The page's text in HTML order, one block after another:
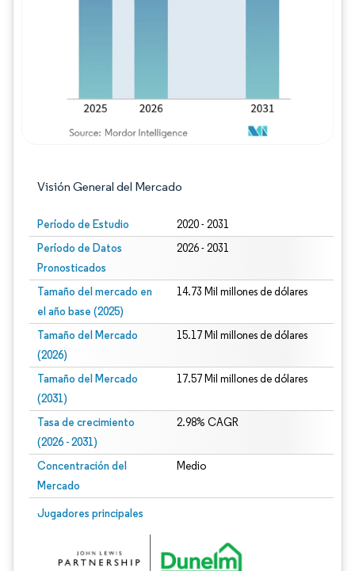
Visión General del Mercado
Período de Estudio 2020 - 2031
Período de Datos
Pronosticados
2026 - 2031
Tamaño del mercado en
el año base (2025)
14.73 Mil millones de dólares
Tamaño del Mercado
(2026)
15.17 Mil millones de dólares
Tamaño del Mercado
(2031)
17.57 Mil millones de dólares
Tasa de crecimiento
(2026 - 2031)
2.98% CAGR
Concentración del
Mercado
Medio
Jugadores principales
Imagen © Mordor Intelligence. El uso requiere atribución según CC BY 4.0.